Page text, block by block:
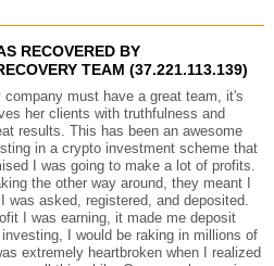
RECOVERED BY
TEAM (37.221.113.139)
must have a great team, it's
her clients with truthfulness and
results. This has been an awesome
in a crypto investment scheme that
I was going to make a lot of profits.
the other way around, they meant I
was asked, registered, and deposited.
I was earning, it made me deposit
I would be raking in millions of
extremely heartbroken when I realized